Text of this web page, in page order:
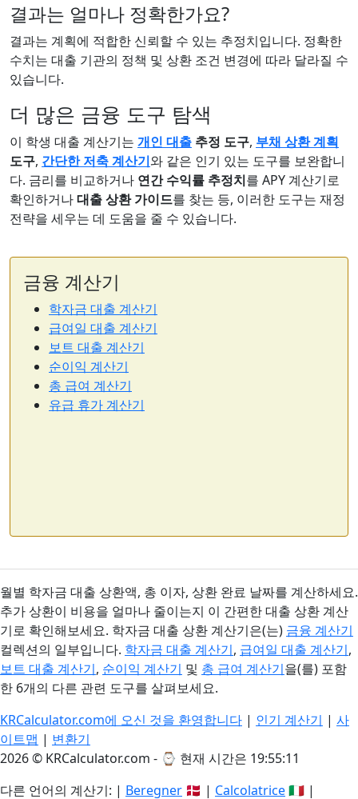
결과는 얼마나 정확한가요?
결과는 계획에 적합한 신뢰할 수 있는 추정치입니다. 정확한
수치는 대출 기관의 정책 및 상환 조건 변경에 따라 달라질 수
있습니다.
더 많은 금융 도구 탐색
이 학생 대출 계산기는 개인 대출 추정 도구, 부채 상환 계획
도구, 간단한 저축 계산기와 같은 인기 있는 도구를 보완합니
다. 금리를 비교하거나 연간 수익률 추정치를 APY 계산기로
확인하거나대출 상환 가이드를 찾는 등, 이러한 도구는 재정
전략을 세우는 데 도움을 줄 수 있습니다.
금융 계산기
학자금 대출 계산기
급여일 대출 계산기
보트 대출 계산기
순이익 계산기
총 급여 계산기
유급 휴가 계산기
월별 학자금 대출 상환액, 총 이자, 상환 완료 날짜를 계산하세요.
추가 상환이 비용을 얼마나 줄이는지 이 간편한 대출 상환 계산
기로 확인해보세요. 학자금 대출 상환 계산기은(는) 금융 계산기
컬렉션의 일부입니다. 학자금 대출 계산기, 급여일 대출 계산기,
보트 대출 계산기, 순이익 계산기 및 총 급여 계산기을(를) 포함
한 6개의 다른 관련 도구를 살펴보세요.
KRCalculator.com에 오신 것을 환영합니다 | 인기 계산기 | 사
이트맵 | 변환기
2026 © KRCalculator.com - ⌚ 현재 시간은 19:55:11
다른 언어의 계산기: | Beregner 🇩🇰 | Calcolatrice🇮🇹 |